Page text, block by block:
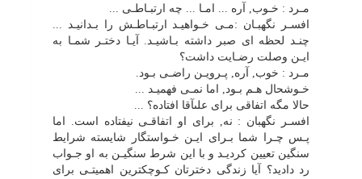
مـرد : خـوب, آره ... امـا ... چه ارتبـاطـى ...
افسـر نگهبـان :مـى خـواهیـد ارتبـاطـش را بـدانیـد ...
چنـد لحظه اى صبر داشته بـاشیـد. آیـا دختـر شمـا به
ایـن وصلت رضـایت داشت؟
مـرد : خوب, آره, پـرویـن راضـى بـود.
خـوشحال هـم بـود, اما نمـى فهمیـد ...
حالا مگه اتفاقى براى علىآقا افتاده؟ ...
افسـر نگهبان : نه, براى او اتفاقـى نیفتاده است. اما
پـس چـرا شما بـراى ایـن خـواستگار شایسته شرایط
سنگین تعیین کردیـد و با این شرط سنگیـن به او جـواب
رد دادید؟ آیا زندگى دخترتان کـوچکترین اهمیتـى براى